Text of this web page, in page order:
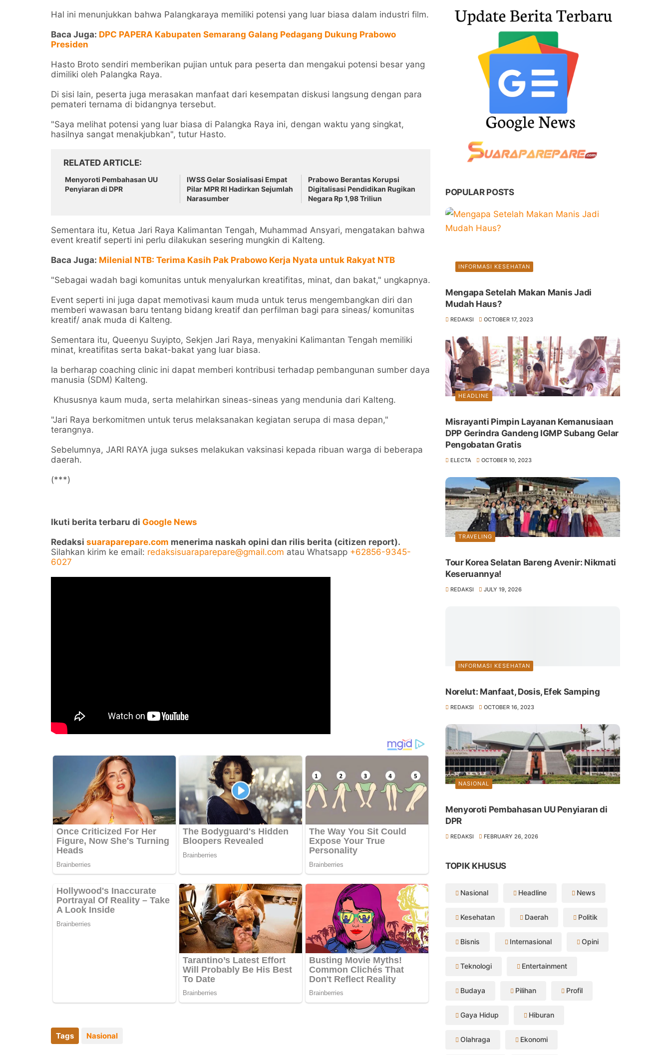
Hal ini menunjukkan bahwa Palangkaraya memiliki potensi yang luar biasa dalam industri film.
Baca Juga: DPC PAPERA Kabupaten Semarang Galang Pedagang Dukung Prabowo
Presiden
Hasto Broto sendiri memberikan pujian untuk para peserta dan mengakui potensi besar yang
dimiliki oleh Palangka Raya.
Di sisi lain, peserta juga merasakan manfaat dari kesempatan diskusi langsung dengan para
pemateri ternama di bidangnya tersebut.
"Saya melihat potensi yang luar biasa di Palangka Raya ini, dengan waktu yang singkat,
hasilnya sangat menakjubkan", tutur Hasto.
RELATED ARTICLE
Menyoroti Pembahasan UU
Penyiaran di DPR
IWSS Gelar Sosialisasi Empat
Pilar MPR RI Hadirkan Sejumlah
Narasumber
Prabowo Berantas Korupsi
Digitalisasi Pendidikan Rugikan
Negara Rp 1,98 Triliun
Sementara itu, Ketua Jari Raya Kalimantan Tengah, Muhammad Ansyari, mengatakan bahwa
event kreatif seperti ini perlu dilakukan sesering mungkin di Kalteng.
Baca Juga: Milenial NTB: Terima Kasih Pak Prabowo Kerja Nyata untuk Rakyat NTB
"Sebagai wadah bagi komunitas untuk menyalurkan kreatifitas, minat, dan bakat," ungkapnya.
Event seperti ini juga dapat memotivasi kaum muda untuk terus mengembangkan diri dan
memberi wawasan baru tentang bidang kreatif dan perfilman bagi para sineas/ komunitas
kreatif/ anak muda di Kalteng.
Sementara itu, Queenyu Suyipto, Sekjen Jari Raya, menyakini Kalimantan Tengah memiliki
minat, kreatifitas serta bakat-bakat yang luar biasa.
Ia berharap coaching clinic ini dapat memberi kontribusi terhadap pembangunan sumber daya
manusia (SDM) Kalteng.
Khususnya kaum muda, serta melahirkan sineas-sineas yang mendunia dari Kalteng.
"Jari Raya berkomitmen untuk terus melaksanakan kegiatan serupa di masa depan,"
terangnya.
Sebelumnya, JARI RAYA juga sukses melakukan vaksinasi kepada ribuan warga di beberapa
daerah.
(***)
Ikuti berita terbaru di Google News
Redaksi suaraparepare.com menerima naskah opini dan rilis berita (citizen report).
Silahkan kirim ke email: redaksisuaraparepare@gmail.com atau Whatsapp +62856-9345-
6027
Tags Nasional
POPULAR POSTS
INFORMASI KESEHATAN
Mengapa Setelah Makan Manis Jadi
Mudah Haus?
REDAKSI OCTOBER 17, 2023
HEADLINE
Misrayanti Pimpin Layanan Kemanusiaan
DPP Gerindra Gandeng IGMP Subang Gelar
Pengobatan Gratis
ELECTA OCTOBER 10, 2023
TRAVELING
Tour Korea Selatan Bareng Avenir: Nikmati
Keseruannya!
REDAKSI JULY 19, 2026
INFORMASI KESEHATAN
Norelut: Manfaat, Dosis, Efek Samping
REDAKSI OCTOBER 16, 2023
NASIONAL
Menyoroti Pembahasan UU Penyiaran di
DPR
REDAKSI FEBRUARY 26, 2026
TOPIK KHUSUS
Nasional Headline News
Kesehatan Daerah Politik
Bisnis Internasional Opini
Teknologi Entertainment
Budaya Pilihan Profil
Gaya Hidup Hiburan
Olahraga Ekonomi